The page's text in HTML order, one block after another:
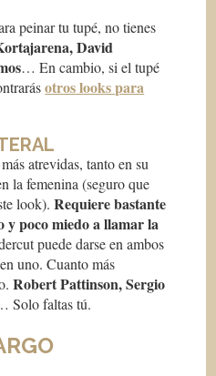
peinar tu tupé, no tienes
David
… En cambio, si el tupé
otros looks para
atrevidas, tanto en su
la femenina (seguro que
look).Requiere bastante
y poco miedo a llamar la
puede darse en ambos
uno. Cuanto más
Robert Pattinson, Sergio
Solo faltas tú.